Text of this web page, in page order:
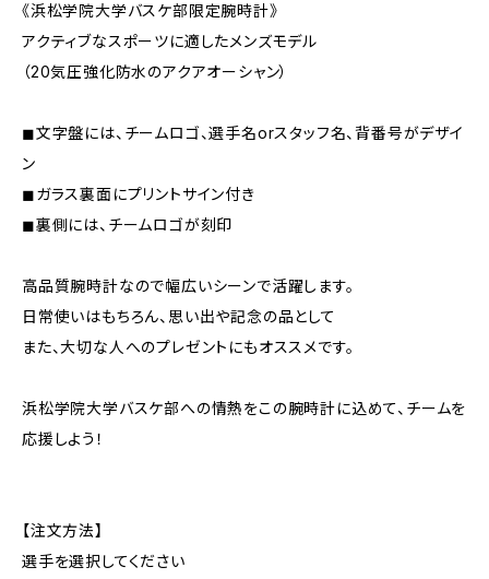
《浜松学院大学バスケ部限定腕時計》
アクティブなスポーツに適したメンズモデル
（20気圧強化防水のアクアオーシャン）
◼︎文字盤には、チームロゴ、選手名orスタッフ名、背番号がデザイ
ン
◼︎ガラス裏面にプリントサイン付き
◼︎裏側には、チームロゴが刻印
高品質腕時計なので幅広いシーンで活躍します。
日常使いはもちろん、思い出や記念の品として
また、大切な人へのプレゼントにもオススメです。
浜松学院大学バスケ部への情熱をこの腕時計に込めて、チームを
応援しよう！
【注文方法】
選手を選択してください